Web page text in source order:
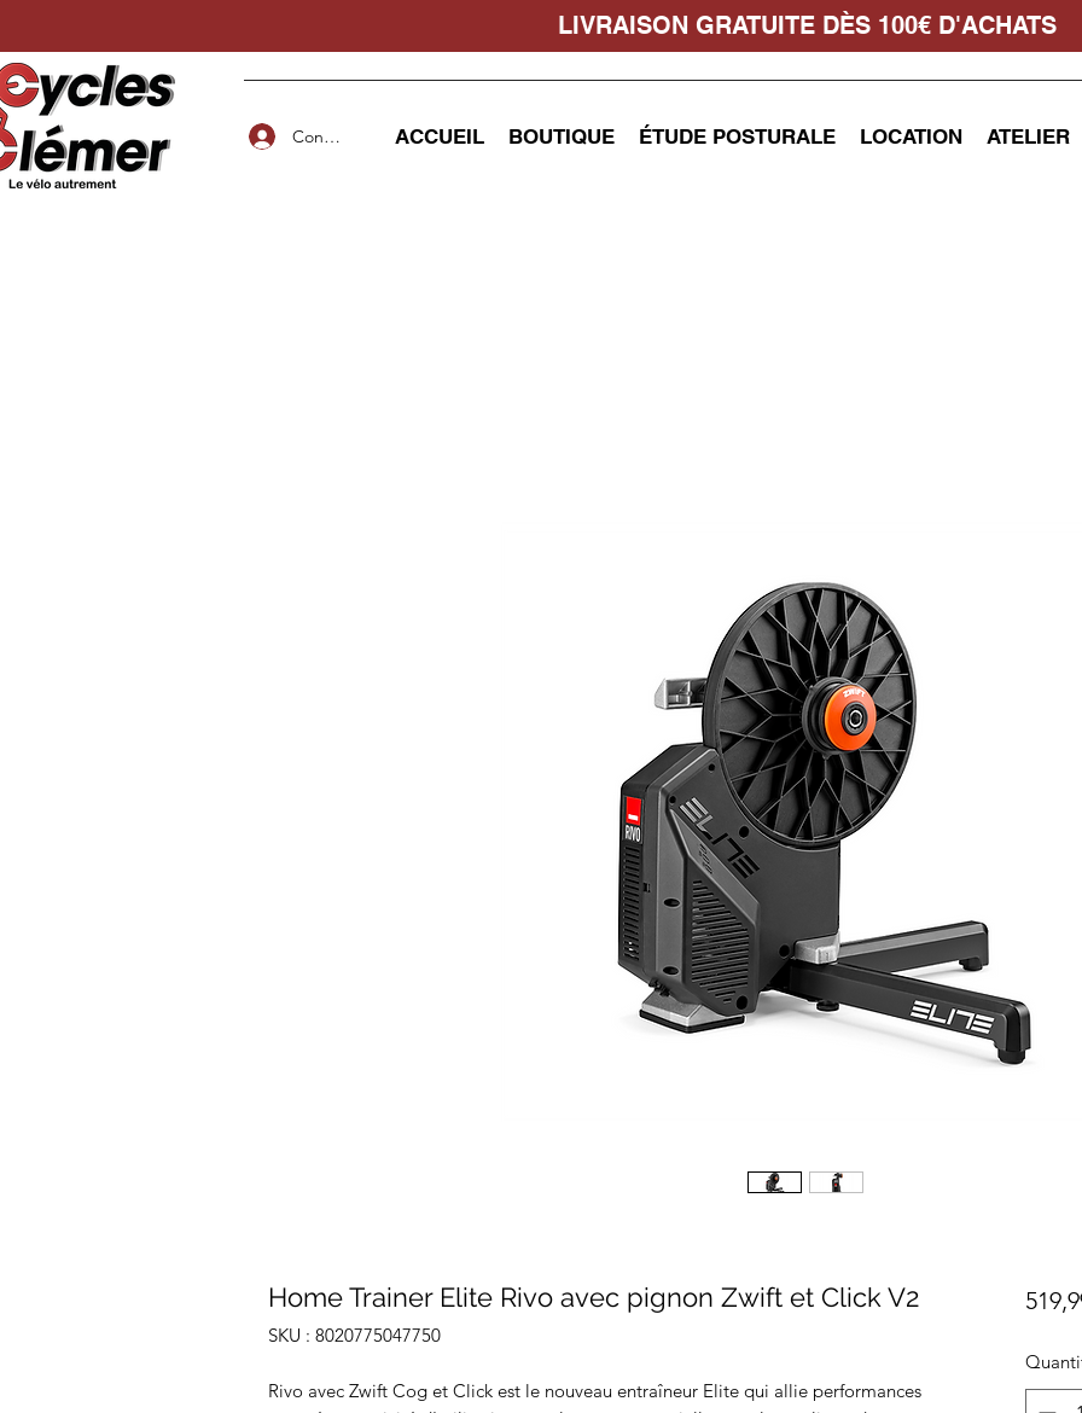
LIVRAISON GRATUITE DÈS 100€ D'ACHATS
Connexion ACCUEIL BOUTIQUE ÉTUDE POSTURALE LOCATION ATELIER
Home Trainer Elite Rivo avec pignon Zwift et Click V2
SKU : 8020775047750
Rivo avec Zwift Cog et Click est le nouveau entraîneur Elite qui allie performances